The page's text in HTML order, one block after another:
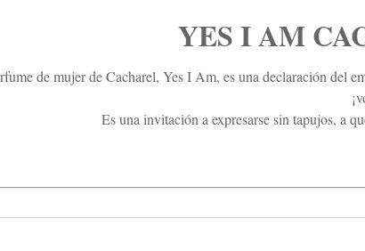
YES I AM
de mujer de Cacharel, Yes I Am, es una declaración del
Es una invitación a expresarse sin tapujos, a